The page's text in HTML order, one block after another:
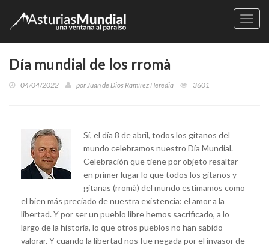
Día mundial de los rromà
04/04/2022 porJuan de Dios Ramírez Heredia 3601
Sí, el día 8 de abril, todos los gitanos del
mundo celebramos nuestro Día Mundial.
Celebración que tiene por objeto resaltar
en primer lugar lo que todos los gitanos y
gitanas (rromà) del mundo estimamos como
el bien más preciado de nuestra existencia: el amor a la
libertad. Y por ser un pueblo libre hemos sacrificado, a lo
largo de la historia, lo que otros pueblos no han sabido
valorar. Y cuando la libertad nos fue negada por el invasor de